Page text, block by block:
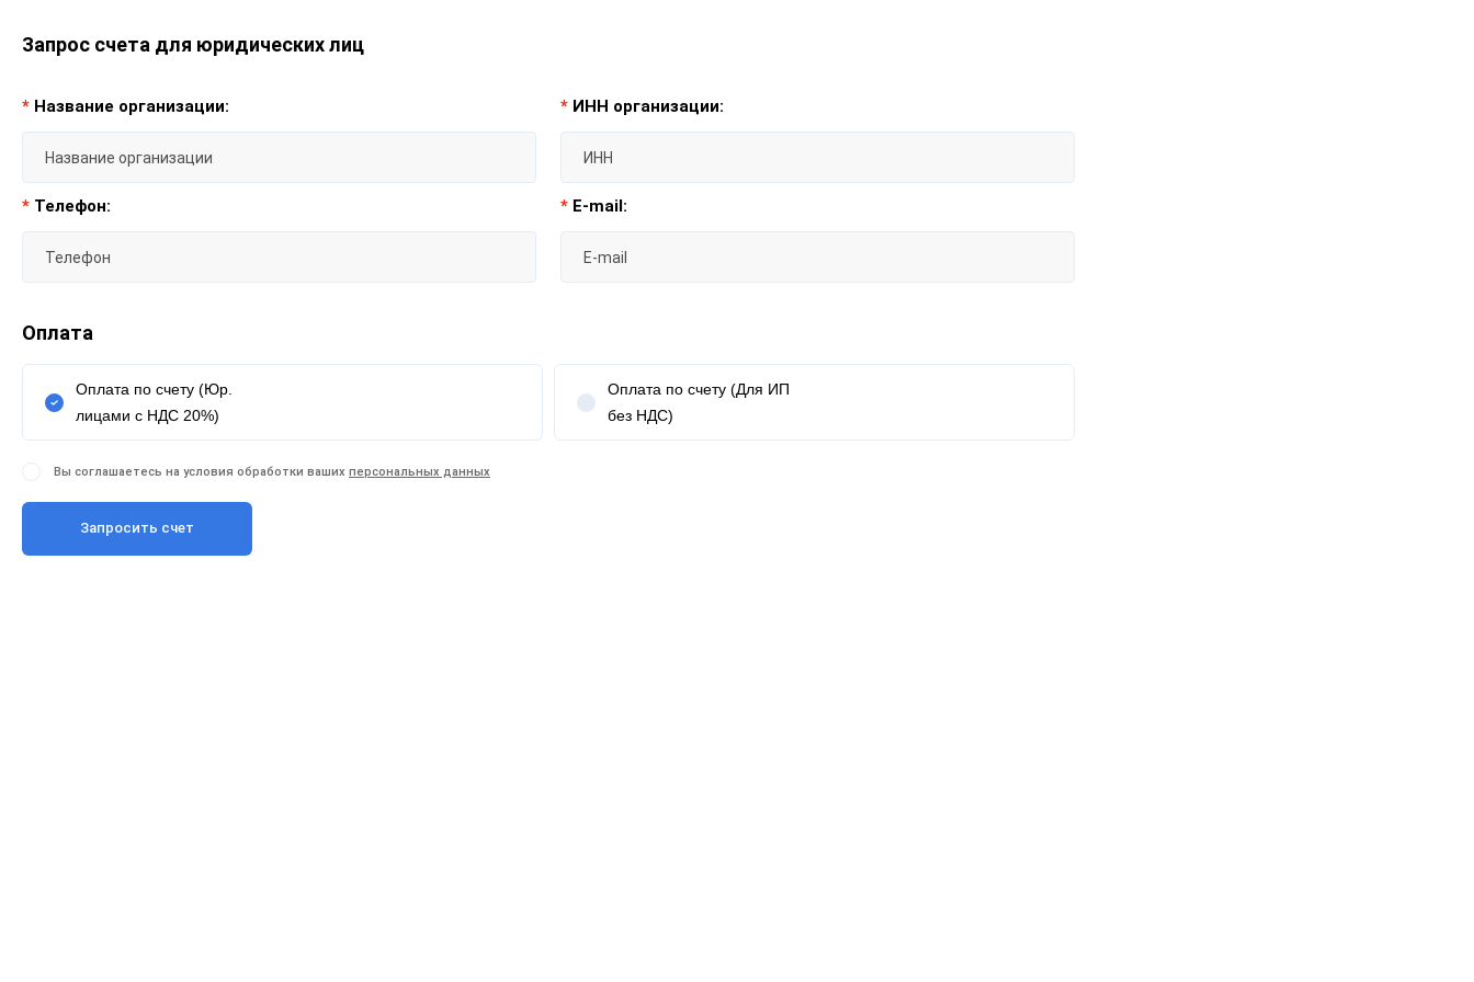
Запрос счета для юридических лиц
* Название организации: * ИНН организации:
* Телефон: * E-mail:
Оплата
Оплата по счету (Юр.
лицами с НДС 20%)
Оплата по счету (Для ИП
без НДС)
Вы соглашаетесь на условия обработки ваших персональных данных